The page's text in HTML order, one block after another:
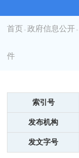
首页 > 政府信息公开 >
件
索引号
发布机构
发文字号